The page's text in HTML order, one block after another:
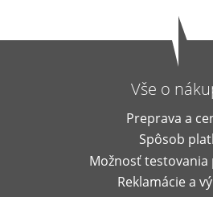
Vše o
Preprava a
Spôsob
Možnosť
Reklamácie a